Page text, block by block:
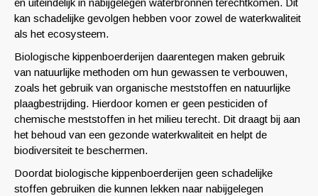
en uiteindelijk in nabijgelegen waterbronnen terechtkomen. Dit
kan schadelijke gevolgen hebben voor zowel de waterkwaliteit
als het ecosysteem.
Biologische kippenboerderijen daarentegen maken gebruik
van natuurlijke methoden om hun gewassen te verbouwen,
zoals het gebruik van organische meststoffen en natuurlijke
plaagbestrijding. Hierdoor komen er geen pesticiden of
chemische meststoffen in het milieu terecht. Dit draagt bij aan
het behoud van een gezonde waterkwaliteit en helpt de
biodiversiteit te beschermen.
Doordat biologische kippenboerderijen geen schadelijke
stoffen gebruiken die kunnen lekken naar nabijgelegen